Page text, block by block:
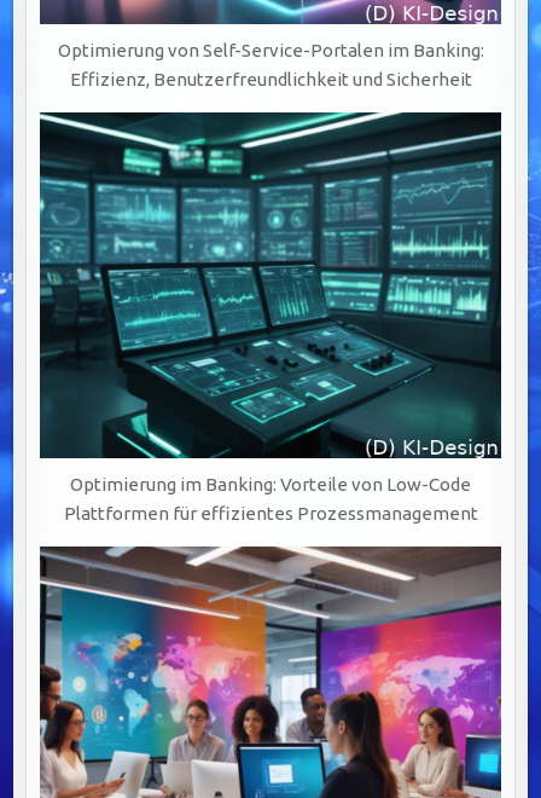
Optimierung von Self-Service-Portalen im Banking:
Effizienz, Benutzerfreundlichkeit und Sicherheit
Optimierung im Banking: Vorteile von Low-Code
Plattformen für effizientes Prozessmanagement